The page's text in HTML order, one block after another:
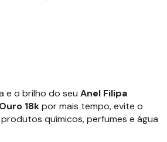
e o brilho do seu Anel Filipa
18kpor mais tempo, evite o
químicos, perfumes e água